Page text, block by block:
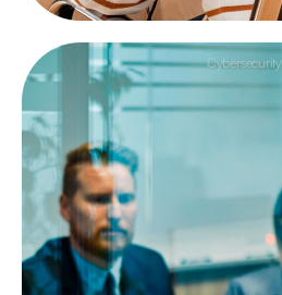
Cybersecurity